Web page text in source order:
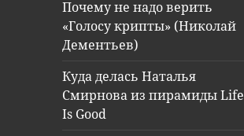
Почему не надо верить
«Голосу крипты» (Николай
Дементьев)
Куда делась Наталья
Смирнова из пирамиды Life
Is Good